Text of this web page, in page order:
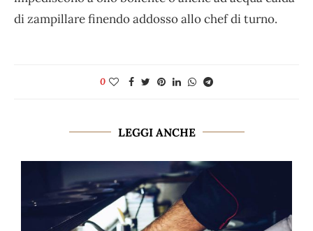
di zampillare finendo addosso allo chef di turno.
0
LEGGI ANCHE